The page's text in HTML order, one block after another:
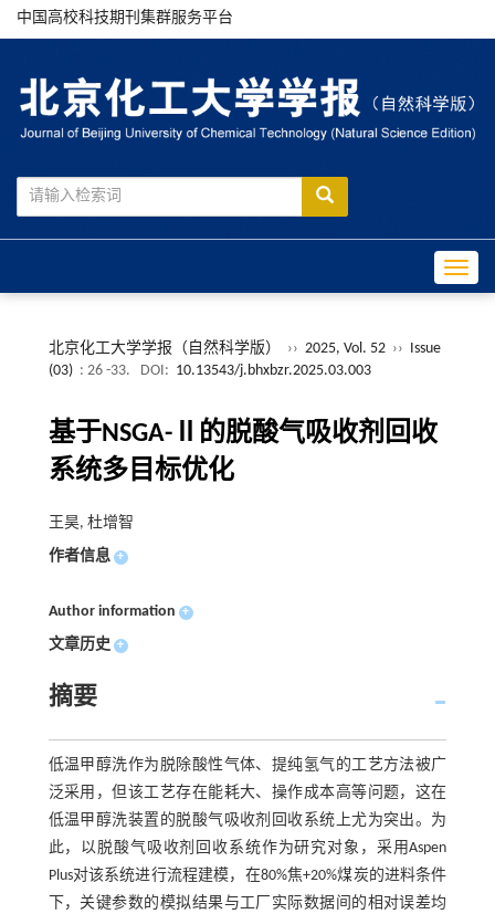
中国高校科技期刊集群服务平台
北京化工大学学报（自然科学版） ›› 2025, Vol. 52 ›› Issue
(03) : 26 -33. DOI: 10.13543/j.bhxbzr.2025.03.003
基于NSGA-Ⅱ的脱酸气吸收剂回收
系统多目标优化
王昊, 杜增智
作者信息 +
Author information +
文章历史 +
摘要
低温甲醇洗作为脱除酸性气体、提纯氢气的工艺方法被广
泛采用，但该工艺存在能耗大、操作成本高等问题，这在
低温甲醇洗装置的脱酸气吸收剂回收系统上尤为突出。为
此，以脱酸气吸收剂回收系统作为研究对象，采用Aspen
Plus对该系统进行流程建模，在80%焦+20%煤炭的进料条件
下，关键参数的模拟结果与工厂实际数据间的相对误差均